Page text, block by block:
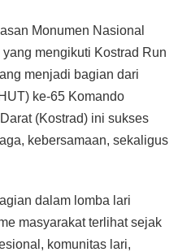
Monumen Nasional
mengikuti Kostrad Run
menjadi bagian dari
ke-65 Komando
(Kostrad) ini sukses
kebersamaan, sekaligus
dalam lomba lari
masyarakat terlihat sejak
komunitas lari,